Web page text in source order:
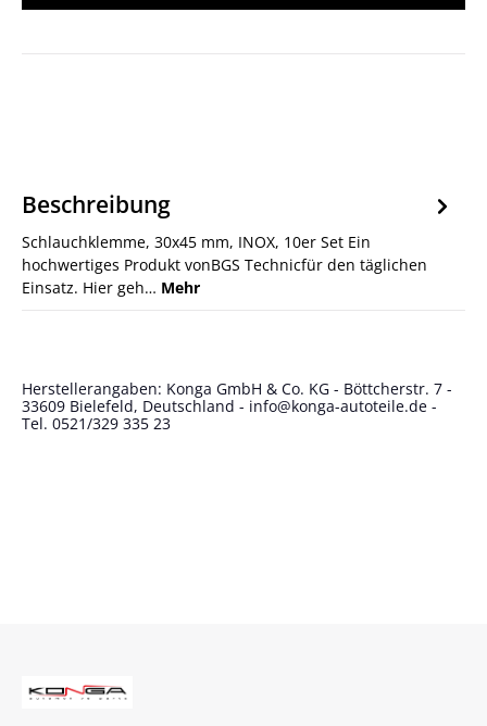
Beschreibung
Schlauchklemme, 30x45 mm, INOX, 10er Set Ein
hochwertiges Produkt vonBGS Technicfür den täglichen
Einsatz. Hier geh… Mehr
Herstellerangaben: Konga GmbH & Co. KG - Böttcherstr. 7 -
33609 Bielefeld, Deutschland - info@konga-autoteile.de -
Tel. 0521/329 335 23